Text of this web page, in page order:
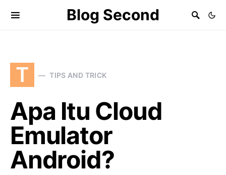
Blog Second
T TIPS AND TRICK
Apa Itu Cloud
Emulator
Android?